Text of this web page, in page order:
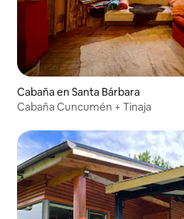
Cabaña en Santa Bárbara
Cabaña Cuncumén + Tinaja